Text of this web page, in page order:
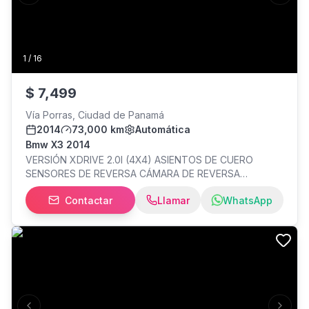
1 / 16
$ 7,499
Vía Porras, Ciudad de Panamá
2014
73,000 km
Automática
Bmw X3 2014
VERSIÓN XDRIVE 2.0I (4X4) ASIENTOS DE CUERO
SENSORES DE REVERSA CÁMARA DE REVERSA
ARRANQUE DE BOTÓN TIPO DE MANEJO CONFORT -
ECO - SPORT 2 JUEGOS DE LLAVE LLANTAS NUEVAS
PIRELLI COMPRADO EN BAVARIAN MOTORS
MANTENIMIENTO AL DÍA UN SOLO DUEÑO POCO KMS
Contactar Llamar WhatsApp